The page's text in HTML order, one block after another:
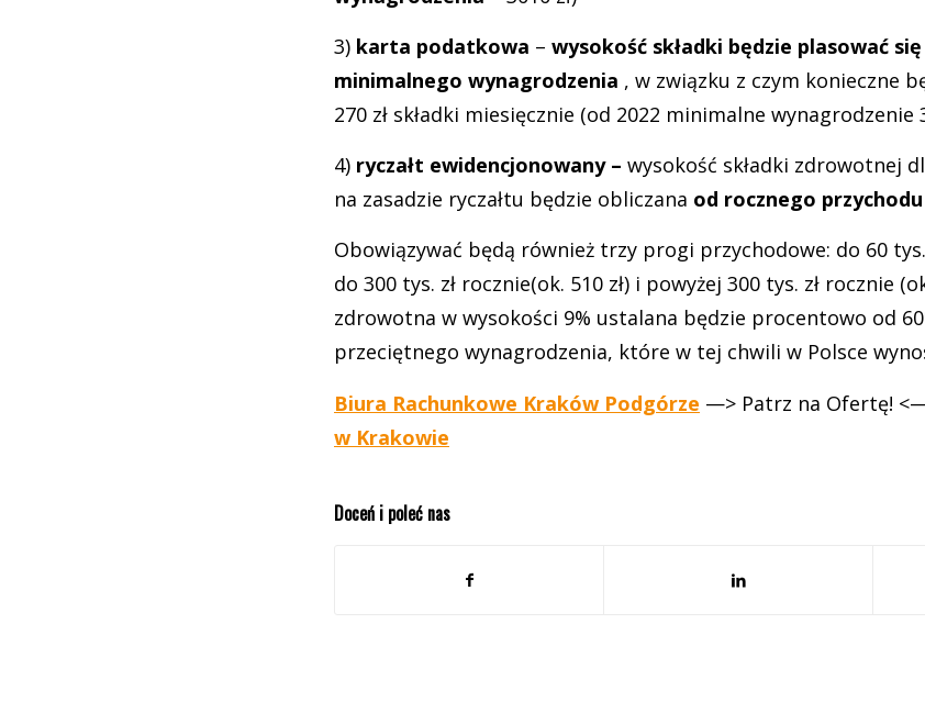
3) karta podatkowa – wysokość składki będzie plasować
minimalnego wynagrodzenia , w związku z czym konieczne
270 zł składki miesięcznie (od 2022 minimalne wynagrodzenie
4) ryczałt ewidencjonowany – wysokość składki zdrowotnej
na zasadzie ryczałtu będzie obliczana od rocznego przychodu
Obowiązywać będą również trzy progi przychodowe: do 60 tys.
do 300 tys. zł rocznie(ok. 510 zł) i powyżej 300 tys. zł rocznie
zdrowotna w wysokości 9% ustalana będzie procentowo od
przeciętnego wynagrodzenia, które w tej chwili w Polsce
Biura Rachunkowe Kraków Podgórze —> Patrz na Ofertę!
w Krakowie
Doceń i poleć nas